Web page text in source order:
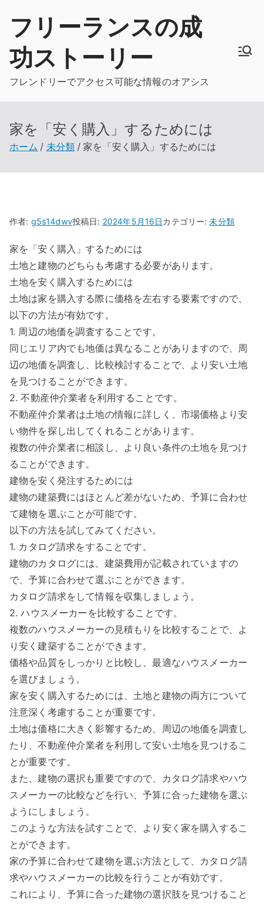
フリーランスの成
功ストーリー
フレンドリーでアクセス可能な情報のオアシス
家を「安く購入」するためには
ホーム 未分類 家を「安く購入」するためには
作者: g5s14dwv投稿日: 2024年5月16日カテゴリー:未分類
家を「安く購入」するためには
土地と建物のどちらも考慮する必要があります。
土地を安く購入するためには
土地は家を購入する際に価格を左右する要素ですので、
以下の方法が有効です。
1. 周辺の地価を調査することです。
同じエリア内でも地価は異なることがありますので、周
辺の地価を調査し、比較検討することで、より安い土地
を見つけることができます。
2. 不動産仲介業者を利用することです。
不動産仲介業者は土地の情報に詳しく、市場価格より安
い物件を探し出してくれることがあります。
複数の仲介業者に相談し、より良い条件の土地を見つけ
ることができます。
建物を安く発注するためには
建物の建築費にはほとんど差がないため、予算に合わせ
て建物を選ぶことが可能です。
以下の方法を試してみてください。
1. カタログ請求をすることです。
建物のカタログには、建築費用が記載されていますの
で、予算に合わせて選ぶことができます。
カタログ請求をして情報を収集しましょう。
2. ハウスメーカーを比較することです。
複数のハウスメーカーの見積もりを比較することで、よ
り安く建築することができます。
価格や品質をしっかりと比較し、最適なハウスメーカー
を選びましょう。
家を安く購入するためには、土地と建物の両方について
注意深く考慮することが重要です。
土地は価格に大きく影響するため、周辺の地価を調査し
たり、不動産仲介業者を利用して安い土地を見つけるこ
とが重要です。
また、建物の選択も重要ですので、カタログ請求やハウ
スメーカーの比較などを行い、予算に合った建物を選ぶ
ようにしましょう。
このような方法を試すことで、より安く家を購入するこ
とができます。
家の予算に合わせて建物を選ぶ方法として、カタログ請
求やハウスメーカーの比較を行うことが有効です。
これにより、予算に合った建物の選択肢を見つけること